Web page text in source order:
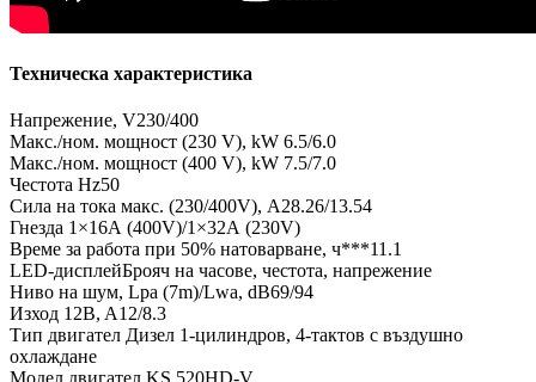
Техническа характеристика
Напрежение, V230/400
Макс./ном. мощност (230 V), kW 6.5/6.0
Макс./ном. мощност (400 V), kW 7.5/7.0
Честота Hz50
Сила на тока макс. (230/400V), A28.26/13.54
Гнезда 1×16А (400V)/1×32А (230V)
Време за работа при 50% натоварване, ч***11.1
LED-дисплейБрояч на часове, честота, напрежение
Ниво на шум, Lpa (7m)/Lwa, dB69/94
Изход 12B, A12/8.3
Тип двигател Дизел 1-цилиндров, 4-тактов с въздушно
охлаждане